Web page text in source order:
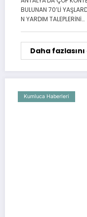
BULUNAN 70’Lİ
N YARDIM TALEPLERİNİ…
Daha
Kumluca Haberleri